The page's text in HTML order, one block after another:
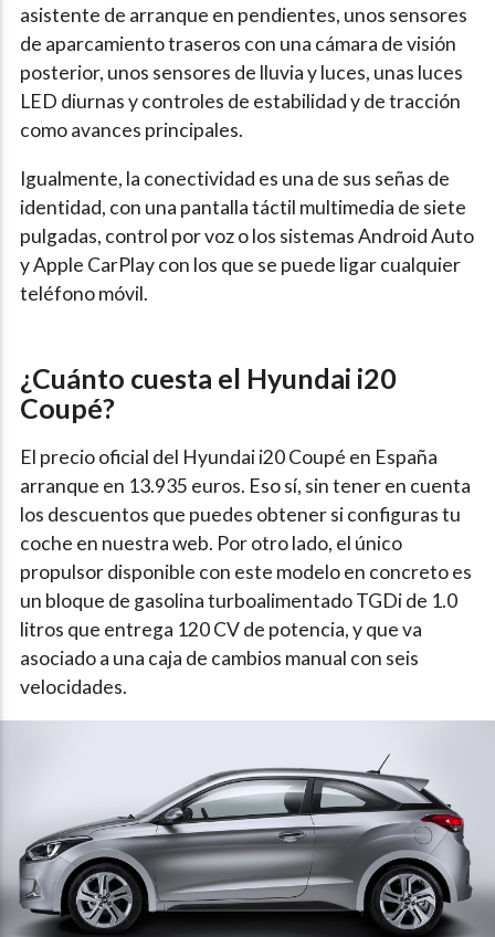
asistente de arranque en pendientes, unos sensores
de aparcamiento traseros con una cámara de visión
posterior, unos sensores de lluvia y luces, unas luces
LED diurnas y controles de estabilidad y de tracción
como avances principales.
Igualmente, la conectividad es una de sus señas de
identidad, con una pantalla táctil multimedia de siete
pulgadas, control por voz o los sistemas Android Auto
y Apple CarPlay con los que se puede ligar cualquier
teléfono móvil.
¿Cuánto cuesta el Hyundai i20
Coupé?
El precio oficial del Hyundai i20 Coupé en España
arranque en 13.935 euros. Eso sí, sin tener en cuenta
los descuentos que puedes obtener si configuras tu
coche en nuestra web. Por otro lado, el único
propulsor disponible con este modelo en concreto es
un bloque de gasolina turboalimentado TGDi de 1.0
litros que entrega 120 CV de potencia, y que va
asociado a una caja de cambios manual con seis
velocidades.